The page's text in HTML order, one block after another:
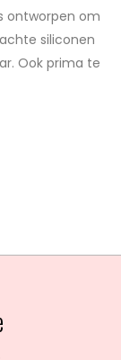
ontworpen om
siliconen
Ook prima te